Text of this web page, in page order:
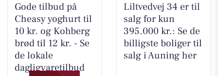
Gode tilbud på
Cheasy yoghurt til
10 kr. og Kohberg
brød til 12 kr. - Se
de lokale
dagligvaretilbud
Liltvedvej 34 er til
salg for kun
395.000 kr.: Se de
billigste boliger til
salg i Auning her